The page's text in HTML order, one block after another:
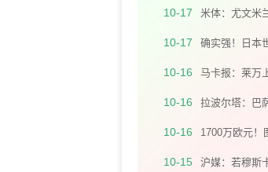
维奇宣布辞职
10-17
米体：尤文米
金玟哉回意甲
10-17
确实强！日本
班牙、送弗里
10-16
马卡报：莱万
适，巴萨不满
10-16
拉波尔塔：巴
和解 我们正经
10-16
1700万欧元！
求和阿芳一样
10-15 沪媒：若穆斯